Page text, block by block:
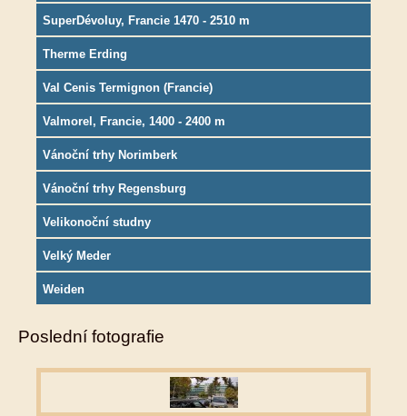
SuperDévoluy, Francie 1470 - 2510 m
Therme Erding
Val Cenis Termignon (Francie)
Valmorel, Francie, 1400 - 2400 m
Vánoční trhy Norimberk
Vánoční trhy Regensburg
Velikonoční studny
Velký Meder
Weiden
Poslední fotografie